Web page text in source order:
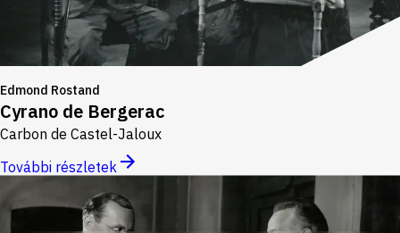
Edmond Rostand
Cyrano de Bergerac
Carbon de Castel-Jaloux
További részletek